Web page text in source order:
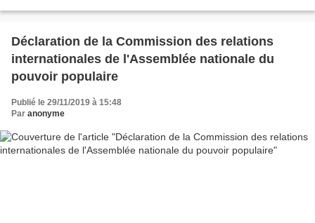
Déclaration de la Commission des relations
internationales de l'Assemblée nationale du
pouvoir populaire
Publié le 29/11/2019 à 15:48
Par anonyme